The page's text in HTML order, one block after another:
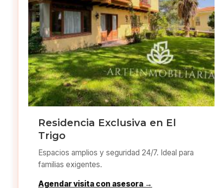
Residencia Exclusiva en El
Trigo
Espacios amplios y seguridad 24/7. Ideal para
familias exigentes.
Agendar visita con asesora →